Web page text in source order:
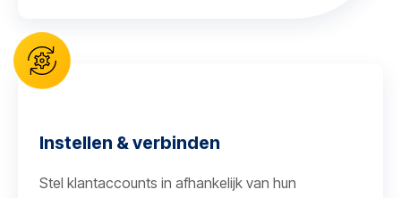
Instellen & verbinden
Stel klantaccounts in afhankelijk van hun